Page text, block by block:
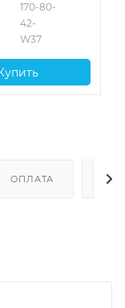
170-80-
42-
W37
ОПЛАТА